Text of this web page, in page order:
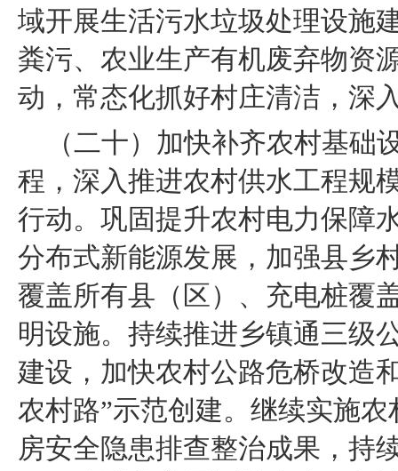
域开展生活污水垃圾处理设施
粪污、农业生产有机废弃物资
动，常态化抓好村庄清洁，深
（二十）加快补齐农村基
程，深入推进农村供水工程规
行动。巩固提升农村电力保障
分布式新能源发展，加强县乡
覆盖所有县（区）、充电桩覆
明设施。持续推进乡镇通三级
建设，加快农村公路危桥改造
农村路”示范创建。继续实施
房安全隐患排查整治成果，持